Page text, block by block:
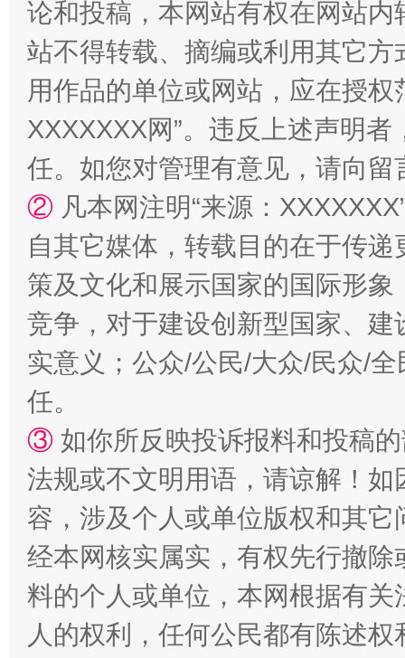
国家大学科技园优化重塑工作
扯下公款旅游的“隐身衣” 如何以
“蜀中异人”王建安的艺术幻境
论和投稿，本网站有权在网站
站不得转载、摘编或利用其它
用作品的单位或网站，应在授
XXXXXXX网”。违反上述声明
任。如您对管理有意见，请向
② 凡本网注明“来源：
自其它媒体，转载目的在于传
策及文化和展示国家的国际形
竞争，对于建设创新型国家、
实意义；公众/公民/大众/民众/
任。
③ 如你所反映投诉报料和投稿
法规或不文明用语，请谅解！
容，涉及个人或单位版权和其它
经本网核实属实，有权先行撤
料的个人或单位，本网根据有
人的权利，任何公民都有陈述